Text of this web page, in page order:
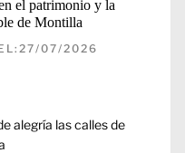
el patrimonio y la
de Montilla
07/2026
alegría las calles de